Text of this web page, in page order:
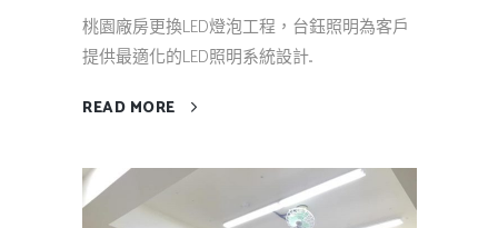
桃園廠房更換LED燈泡工程，台鈺照明為客戶
提供最適化的LED照明系統設計...
READ MORE